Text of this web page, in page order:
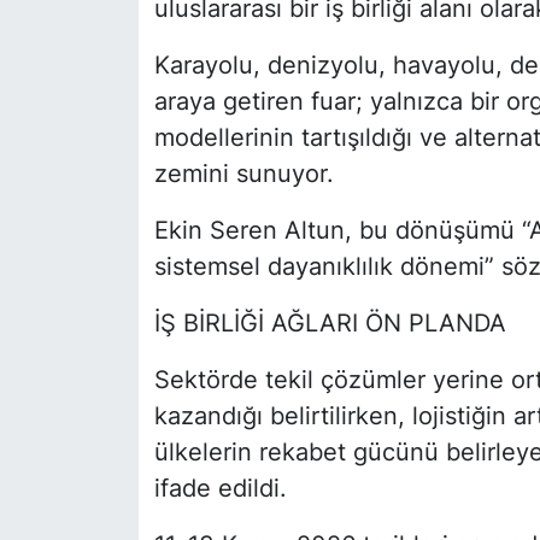
uluslararası bir iş birliği alanı
Karayolu, denizyolu, havayolu,
araya getiren fuar; yalnızca bir
modellerinin tartışıldığı ve
zemini sunuyor.
Ekin Seren Altun, bu dönüşümü
sistemsel dayanıklılık dönemi”
İŞ BİRLİĞİ AĞLARI ÖN PLANDA
Sektörde tekil çözümler yerine
kazandığı belirtilirken, lojistiğin
ülkelerin rekabet gücünü
ifade edildi.